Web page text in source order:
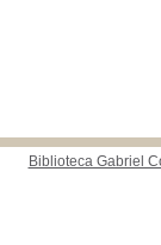
Biblioteca Gabriel